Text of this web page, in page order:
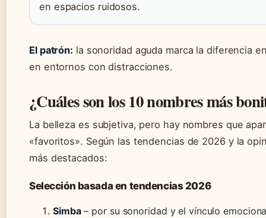
en espacios ruidosos.
El patrón: la sonoridad aguda marca la diferencia
en entornos con distracciones.
¿Cuáles son los 10 nombres más
La belleza es subjetiva, pero hay nombres que
«favoritos». Según las tendencias de 2026 y la
más destacados:
Selección basada en tendencias 2026
Simba– por su sonoridad y el vínculo